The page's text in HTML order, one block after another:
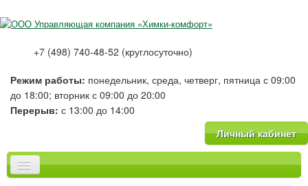
+7 (498) 740-48-52 (круглосуточно)
Режим работы: понедельник, среда, четверг, пятница с 09:00
до 18:00; вторник с 09:00 до 20:00
Перерыв: с 13:00 до 14:00
Личный кабинет